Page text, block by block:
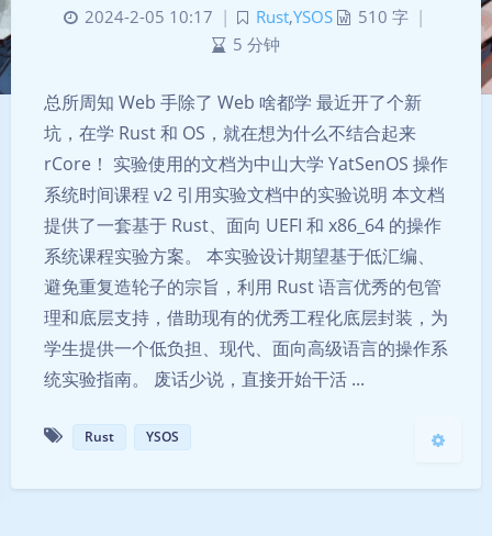
夜间模式
Sans Serif Serif
浅阴影 深阴影
关闭 日落 暗化 灰度
2024-2-05 10:17 Rust,YSOS 510 字
5 分钟
总所周知 Web 手除了 Web 啥都学 最近开了个新
坑，在学 Rust 和 OS，就在想为什么不结合起来
rCore！ 实验使用的文档为中山大学 YatSenOS 操作
系统时间课程 v2 引用实验文档中的实验说明 本文档
提供了一套基于 Rust、面向 UEFI 和 x86_64 的操作
系统课程实验方案。 本实验设计期望基于低汇编、
避免重复造轮子的宗旨，利用 Rust 语言优秀的包管
理和底层支持，借助现有的优秀工程化底层封装，为
学生提供一个低负担、现代、面向高级语言的操作系
统实验指南。 废话少说，直接开始干活 ...
Rust YSOS